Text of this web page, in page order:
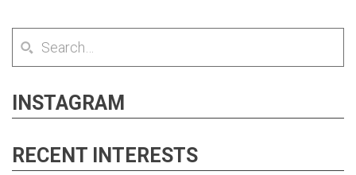
INSTAGRAM
RECENT INTERESTS